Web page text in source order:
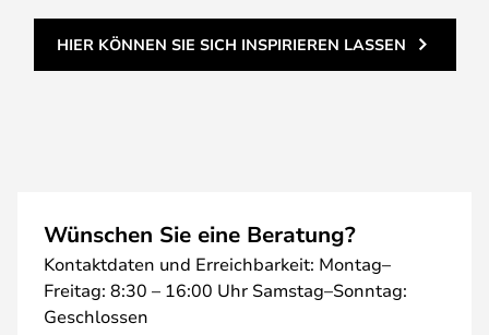
HIER KÖNNEN SIE SICH INSPIRIEREN LASSEN
Wünschen Sie eine Beratung?
Kontaktdaten und Erreichbarkeit: Montag–
Freitag: 8:30 – 16:00 Uhr Samstag–Sonntag:
Geschlossen